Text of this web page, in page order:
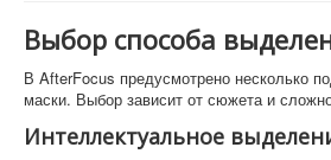
Выбор способа
В AfterFocus предусмотрено несколько
маски. Выбор зависит от сюжета и
Интеллектуальное